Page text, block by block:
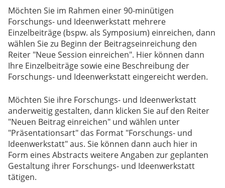
Möchten Sie im Rahmen einer 90-minütigen
Forschungs- und Ideenwerkstatt mehrere
Einzelbeiträge (bspw. als Symposium) einreichen, dann
wählen Sie zu Beginn der Beitragseinreichung den
Reiter "Neue Session einreichen". Hier können dann
Ihre Einzelbeiträge sowie eine Beschreibung der
Forschungs- und Ideenwerkstatt eingereicht werden.
Möchten Sie ihre Forschungs- und Ideenwerkstatt
anderweitig gestalten, dann klicken Sie auf den Reiter
"Neuen Beitrag einreichen" und wählen unter
"Präsentationsart" das Format "Forschungs- und
Ideenwerkstatt" aus. Sie können dann auch hier in
Form eines Abstracts weitere Angaben zur geplanten
Gestaltung ihrer Forschungs- und Ideenwerkstatt
tätigen.